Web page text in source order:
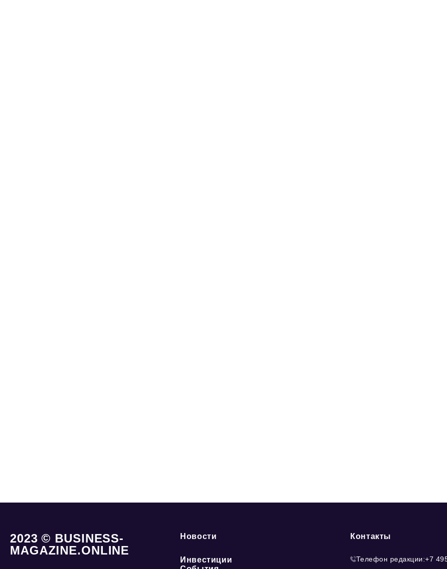
2023 © BUSINESS-
MAGAZINE.ONLINE
Новости
Инвестиции
Контакты
Телефон редакции:+7